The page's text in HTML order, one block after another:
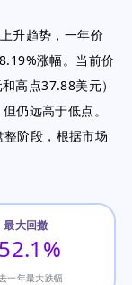
升趋势，一年价
涨幅。当前价
高点37.88美元）
仍远高于低点。
阶段，根据市场
最大回撤
一年最大跌幅